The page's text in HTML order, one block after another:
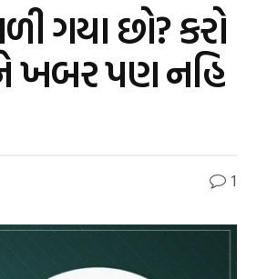
ગયા છો? કરો
ખબર પણ નહિ
1